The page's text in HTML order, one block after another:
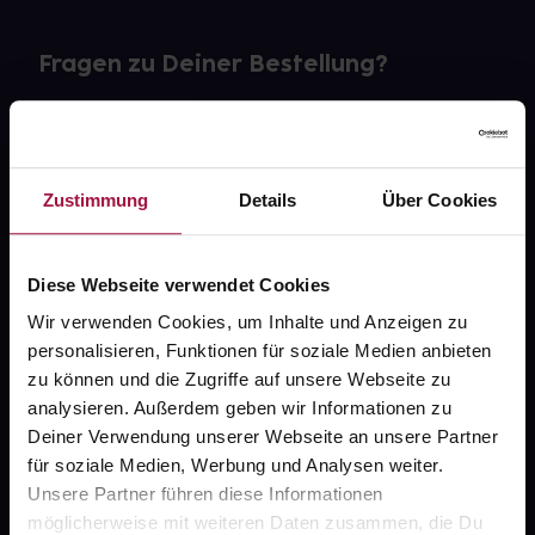
Zustimmung Details Über Cookies
Diese Webseite verwendet Cookies
Wir verwenden Cookies, um Inhalte und Anzeigen zu
personalisieren, Funktionen für soziale Medien anbieten
zu können und die Zugriffe auf unsere Webseite zu
analysieren. Außerdem geben wir Informationen zu
Deiner Verwendung unserer Webseite an unsere Partner
für soziale Medien, Werbung und Analysen weiter.
Unsere Partner führen diese Informationen
möglicherweise mit weiteren Daten zusammen, die Du
Fragen zu Deiner Bestellung?
gesund.de
Über uns
Karriere
Newsletter